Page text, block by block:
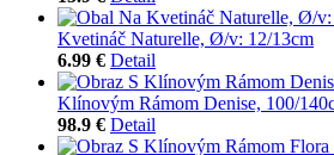
Kvetináč Naturelle, Ø/v: 12/13cm
6.99 € Detail
Klínovým Rámom Denise, 100/
98.9 € Detail